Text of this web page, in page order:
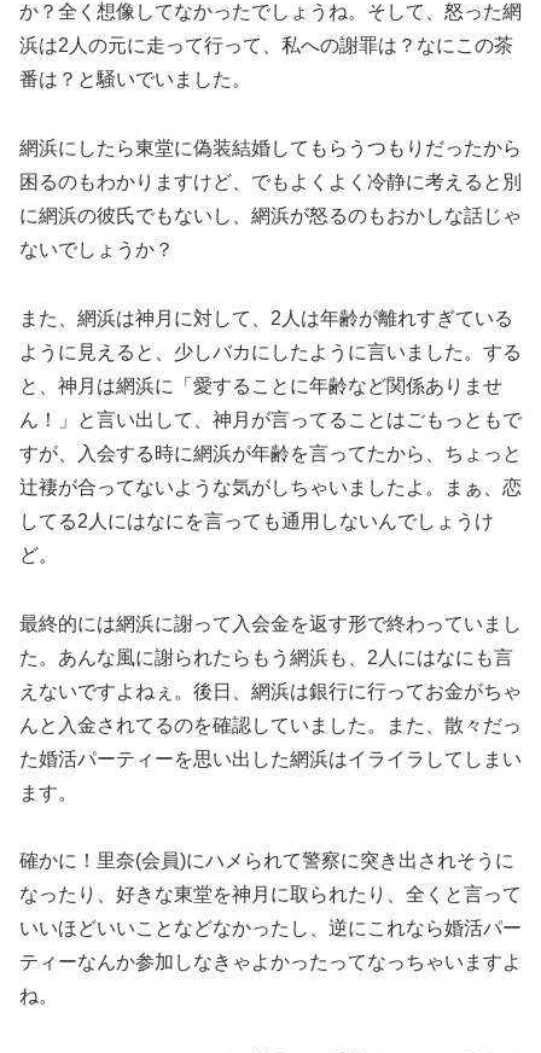
か？全く想像してなかったでしょうね。そして、怒った網
浜は2人の元に走って行って、私への謝罪は？なにこの茶
番は？と騒いでいました。
網浜にしたら東堂に偽装結婚してもらうつもりだったから
困るのもわかりますけど、でもよくよく冷静に考えると別
に網浜の彼氏でもないし、網浜が怒るのもおかしな話じゃ
ないでしょうか？
また、網浜は神月に対して、2人は年齢が離れすぎている
ように見えると、少しバカにしたように言いました。する
と、神月は網浜に「愛することに年齢など関係ありませ
ん！」と言い出して、神月が言ってることはごもっともで
すが、入会する時に網浜が年齢を言ってたから、ちょっと
辻褄が合ってないような気がしちゃいましたよ。まぁ、恋
してる2人にはなにを言っても通用しないんでしょうけ
ど。
最終的には網浜に謝って入会金を返す形で終わっていまし
た。あんな風に謝られたらもう網浜も、2人にはなにも言
えないですよねぇ。後日、網浜は銀行に行ってお金がちゃ
んと入金されてるのを確認していました。また、散々だっ
た婚活パーティーを思い出した網浜はイライラしてしまい
ます。
確かに！里奈(会員)にハメられて警察に突き出されそうに
なったり、好きな東堂を神月に取られたり、全くと言って
いいほどいいことなどなかったし、逆にこれなら婚活パー
ティーなんか参加しなきゃよかったってなっちゃいますよ
ね。